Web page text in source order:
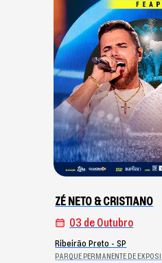
ZÉ NETO & CRISTIANO
03 de Outubro
Ribeirão Preto - SP
PARQUE PERMANENTE DE